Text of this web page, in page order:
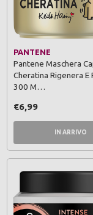
PANTENE
Pantene Maschera
Cheratina Rigenera
300 M…
€6,99
IN ARRIVO